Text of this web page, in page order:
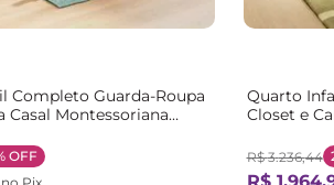
Completo Guarda-Roupa
Casal Montessoriana
OFF
Quarto
Closet e
R$ 3.236,44